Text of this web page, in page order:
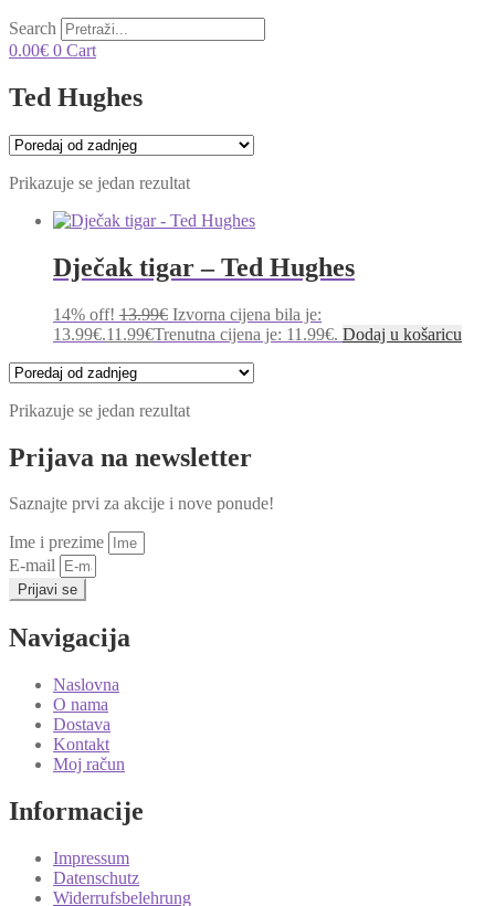
Search
0.00€ 0 Cart
Ted Hughes
Prikazuje se jedan rezultat
Dječak tigar – Ted Hughes
14% off! 13.99€ Izvorna cijena bila je:
13.99€.11.99€Trenutna cijena je: 11.99€. Dodaj u košaricu
Prikazuje se jedan rezultat
Prijava na newsletter
Saznajte prvi za akcije i nove ponude!
Ime i prezime
E-mail
Prijavi se
Navigacija
Naslovna
O nama
Dostava
Kontakt
Moj račun
Informacije
Impressum
Datenschutz
Widerrufsbelehrung